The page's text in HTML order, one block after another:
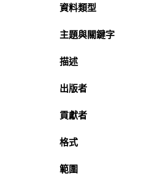
資料類型
主題與關鍵字
描述
出版者
貢獻者
格式
範圍